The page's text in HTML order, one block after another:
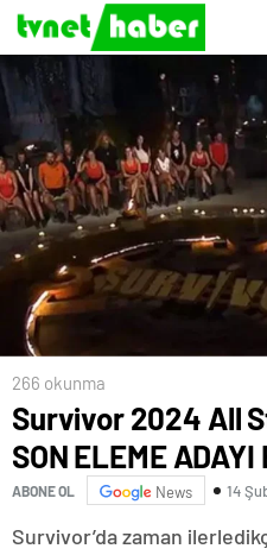
266 okunma
Survivor 2024 All
SON ELEME
ABONE OL News 14
Survivor’da zaman